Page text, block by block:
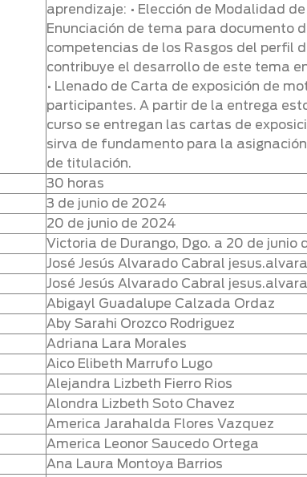
aprendizaje: • Elección de Modalidad
Enunciación de tema para documento
competencias de los Rasgos del perfil
contribuye el desarrollo de este tema
• Llenado de Carta de exposición de
participantes. A partir de la entrega
curso se entregan las cartas de
sirva de fundamento para la
de titulación.
30 horas
3 de junio de 2024
20 de junio de 2024
Victoria de Durango, Dgo. a 20 de junio
José Jesús Alvarado Cabral
José Jesús Alvarado Cabral
Abigayl Guadalupe Calzada Ordaz
Aby Sarahi Orozco Rodriguez
Adriana Lara Morales
Aico Elibeth Marrufo Lugo
Alejandra Lizbeth Fierro Rios
Alondra Lizbeth Soto Chavez
America Jarahalda Flores Vazquez
America Leonor Saucedo Ortega
Ana Laura Montoya Barrios